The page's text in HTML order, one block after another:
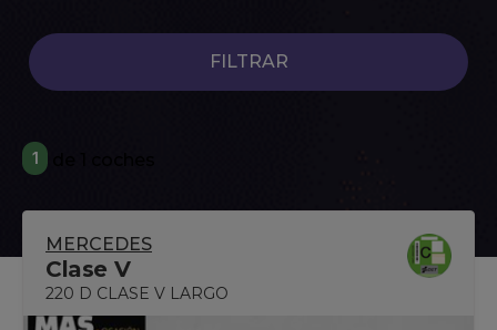
FILTRAR
1
MERCEDES
Clase V
220 D CLASE V LARGO